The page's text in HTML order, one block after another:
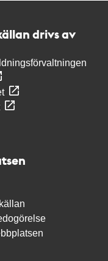
drivs av